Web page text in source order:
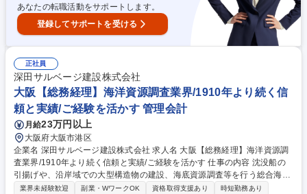
あなたの転職活動をサポートします。
登録してサポートを受ける
正社員
深田サルベージ建設株式会社
大阪【総務経理】海洋資源調査業界/1910年より続く信
頼と実績/ご経験を活かす 管理会計
月給23万円以上
大阪府大阪市港区
企業名 深田サルベージ建設株式会社 求人名 大阪【総務経理】海洋資源調
査業界/1910年より続く信頼と実績/ご経験を活かす 仕事の内容 沈没船の
引揚げや、沿岸域での大型構造物の建設、海底資源調査等を行う総合海事
会社の当社にて、【総務経理】をお任せします。 【具体的に】■総務業
業界未経験歓迎 副業・WワークOK 資格取得支援あり
時短勤務あり